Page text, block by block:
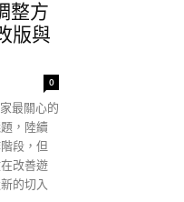
整方
版與
0
最關心的
，陸續
段，但
改善遊
的切入